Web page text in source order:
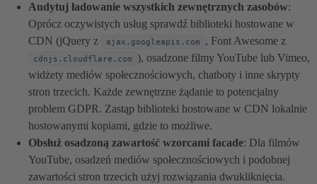
Audytuj ładowanie wszystkich zewnętrznych zasobów:
Oprócz oczywistych usług sprawdź biblioteki hostowane w
CDN (jQuery z
ajax.googleapis.com , Font Awesome z
cdnjs.cloudflare.com ), osadzone filmy YouTube lub Vimeo,
widżety mediów społecznościowych, chatboty i inne skrypty
stron trzecich. Każde zewnętrzne żądanie to potencjalny
problem GDPR. Zastąp biblioteki hostowane w CDN lokalnie
hostowanymi kopiami, gdzie to możliwe.
Obsłuż osadzoną zawartość wzorcami facade: Dla filmów
YouTube, osadzeń mediów społecznościowych i podobnej
zawartości stron trzecich użyj rozwiązania dwukliknięcia.